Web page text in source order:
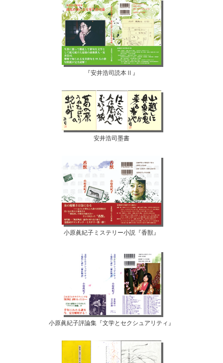
『安井浩司読本Ⅱ』
安井浩司墨書
小原眞紀子ミステリー小説『香獣』
小原眞紀子評論集『文学とセクシュアリティ』